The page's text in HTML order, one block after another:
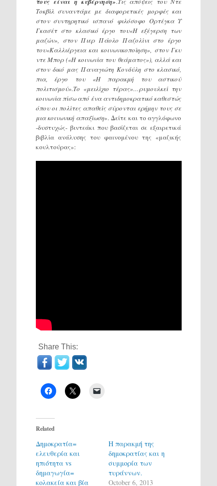
Τοκβίλ συναντάμε με διαφορετικές μορφές και
στον συντηρητικό ισπανό φιλόσοφο Ορτέγκα Υ
Γκασέτ στο κλασικό έργο του«Η εξέγερση των
μαζών», στον Πιερ Πάολο Παζολίνι στο έργο
του«Καλλιέργεια και κοινωνικοποίηση», στον Γκυ
ντε Μπορ («Η κοινωνία του θεάματος»), αλλά και
στον δικό μας Παναγιώτη Κονδύλη στο κλασικό,
πια, έργο του «Η παρακμή του αστικού
πολιτισμού».Το «μειλίχιο τέρας»…ρυμουλκεί την
κοινωνία πίσω από ένα αντιδημοκρατικό καθεστώς
όπου οι πολίτες απαθείς σύρονται ερήμην τους σε
μια κοινωνική απαξίωση». Δείτε και το αγγλόφωνο
-δυστυχώς- βιντεάκι που βασίζεται σε εξαιρετικά
βιβλία ανάλυσης του φαινομένου της «μαζικής
κουλτούρας»:
Share This:
Related
Δημοκρατία=
ελευθερία και
ηπιότητα vs
δημαγωγία=
κολακεία και βία
Η παρακμή της
δημοκρατίας και η
συμμορία των
τυράννων.
October 6, 2013